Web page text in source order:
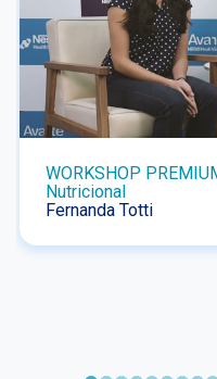
WORKSHOP
Nutricional
Fernanda Totti